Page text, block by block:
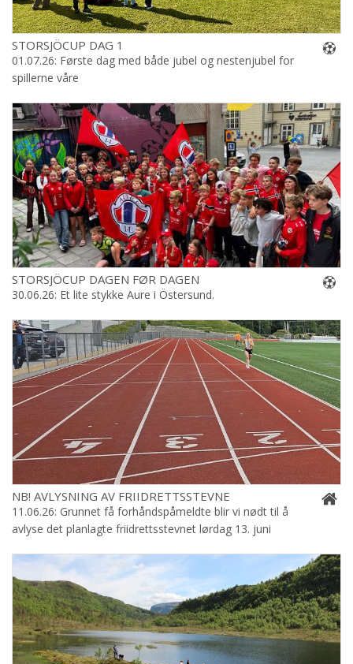
STORSJÖCUP DAG 1
01.07.26: Første dag med både jubel og nestenjubel for
spillerne våre
STORSJÖCUP DAGEN FØR DAGEN
30.06.26: Et lite stykke Aure i Östersund.
NB! AVLYSNING AV FRIIDRETTSSTEVNE
11.06.26: Grunnet få forhåndspåmeldte blir vi nødt til å
avlyse det planlagte friidrettsstevnet lørdag 13. juni